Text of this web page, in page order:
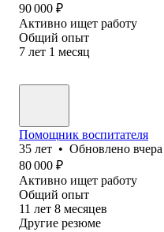
90 000 ₽
Активно ищет работу
Общий опыт
7 лет 1 месяц
Помощник воспитателя
35 лет • Обновлено вчера
80 000 ₽
Активно ищет работу
Общий опыт
11 лет 8 месяцев
Другие резюме